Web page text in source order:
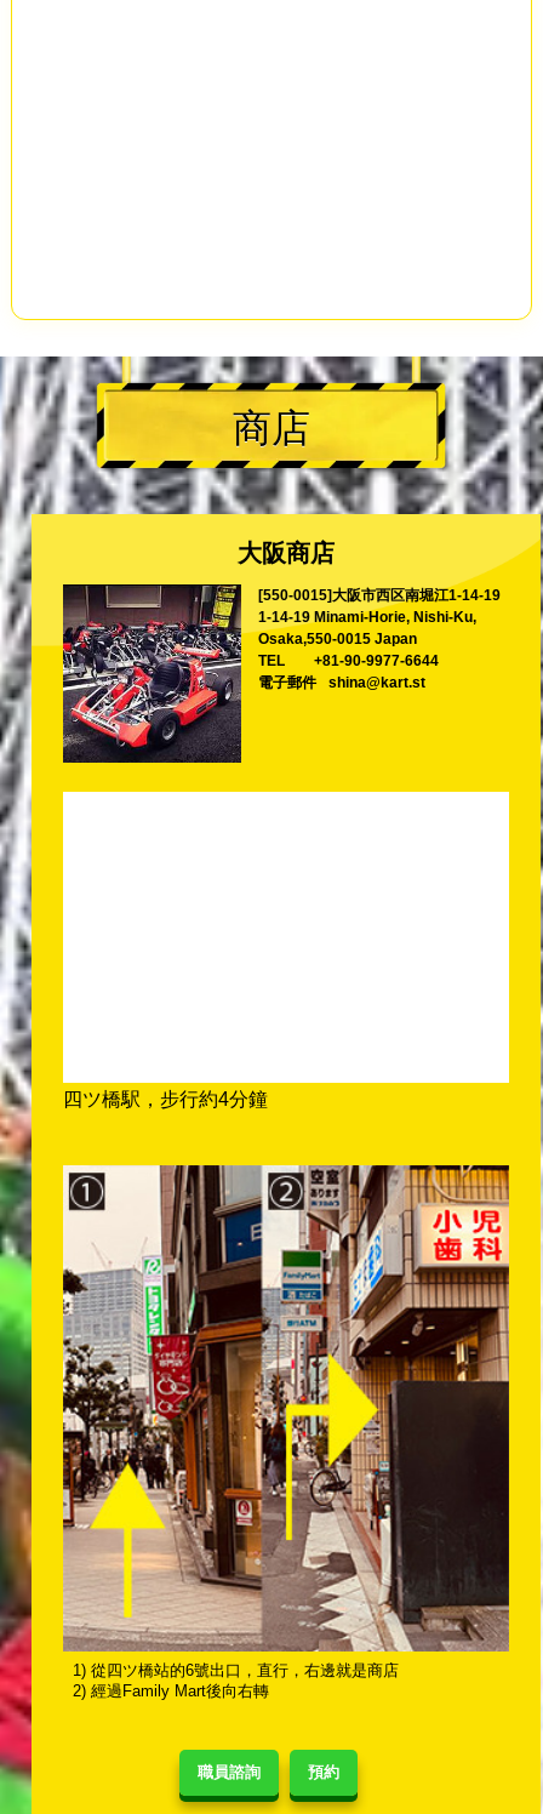
職員諮詢 預約
商店
大阪商店
[550-0015]大阪市西区南堀江1-14-19
1-14-19 Minami-Horie, Nishi-Ku,
Osaka,550-0015 Japan
TEL
+81-90-9977-6644
電子郵件
shina@kart.st
四ツ橋駅，步行約4分鐘
1) 從四ツ橋站的6號出口，直行，右邊就是商店
2) 經過Family Mart後向右轉